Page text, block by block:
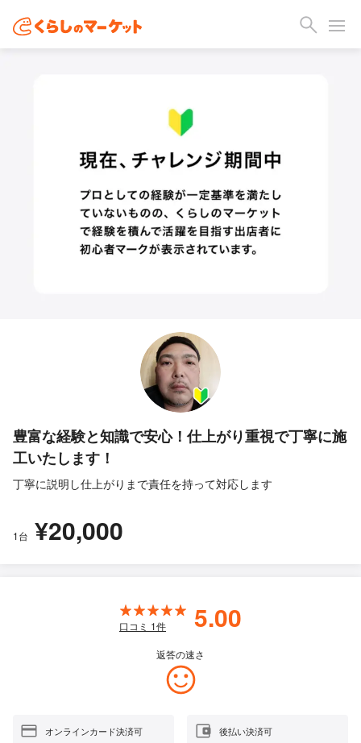
豊富な経験と知識で安心！仕上がり重視で丁寧に施
工いたします！
丁寧に説明し仕上がりまで責任を持って対応します
1台 ¥20,000
口コミ 1件 5.00
返答の速さ
オンラインカード決済可 後払い決済可